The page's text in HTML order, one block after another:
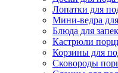
Лопатки для
Мини-ведра
Блюда для
Кастрюли
Корзины для
Сковороды